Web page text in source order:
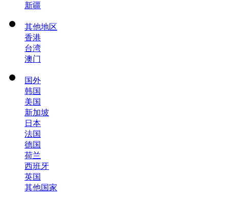
新疆
其他地区
香港
台湾
澳门
国外
韩国
美国
新加坡
日本
法国
德国
荷兰
西班牙
英国
其他国家